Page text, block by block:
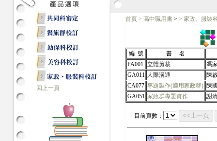
回上一頁
首頁 > 高中職用書 > > 家政。服裝
編 號
書 名
PA001 立體剪裁
馮
GA011 人際溝通
陳
CA077 專題製作(適用家政群) 陳
GA051 家政群專題實作 謝
目前頁數： <<上一頁